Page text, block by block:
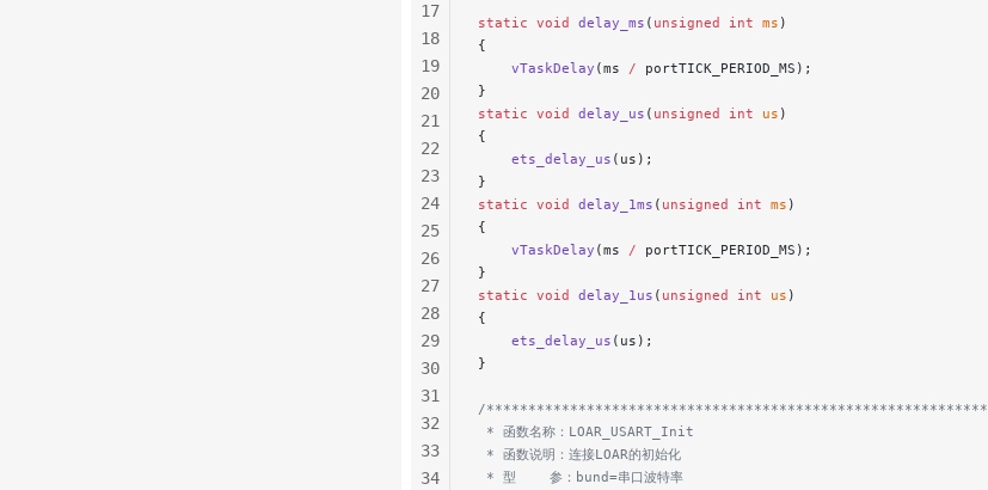
static void delay_ms ( unsigned int ms )
{
    vTaskDelay
(ms / portTICK_PERIOD_MS);
}
static void delay_us ( unsigned int us )
{
    ets_delay_us
(us);
}
static void delay_1ms ( unsigned int ms )
{
    vTaskDelay
(ms / portTICK_PERIOD_MS);
}
static void delay_1us ( unsigned int us )
{
    ets_delay_us
(us);
}
/************************************************************
* 函数名称：LOAR_USART_Init
* 函数说明：连接LOAR的初始化
* 型    参：bund=串口波特率
17
18
19
20
21
22
23
24
25
26
27
28
29
30
31
32
33
34